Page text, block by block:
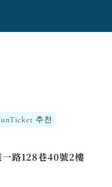
추천
一路128巷40號2樓